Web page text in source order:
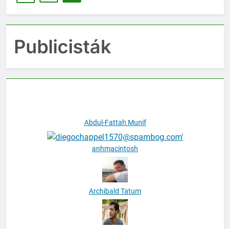
Publicisták
Abdul-Fattah Munif
anhmacintosh
Archibald Tatum